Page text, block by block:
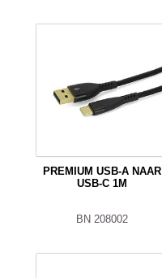
PREMIUM USB-A NAAR
USB-C 1M
BN 208002